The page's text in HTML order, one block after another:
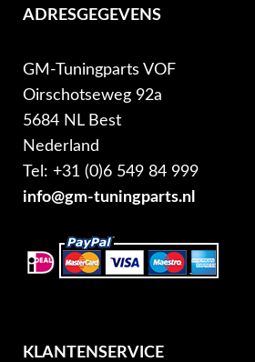
ADRESGEGEVENS
GM-Tuningparts VOF
Oirschotseweg 92a
5684 NL Best
Nederland
Tel: +31 (0)6 549 84 999
info@gm-tuningparts.nl
KLANTENSERVICE